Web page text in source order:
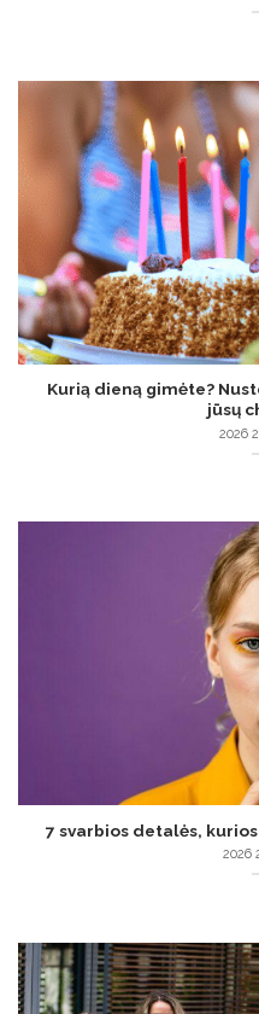
Kurią dieną gimėte?
jūsų
2026
7 svarbios detalės,
2026